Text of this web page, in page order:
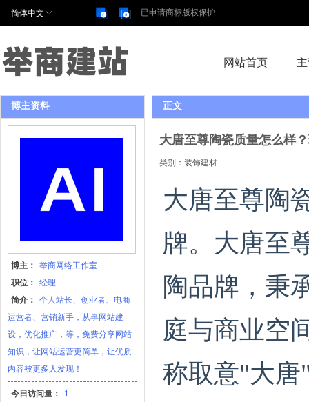
已申请商标版权保护
简体中文
举商建站 网站首页
博主资料
博主：
举商网络工作室
职位：
经理
简介：
个人站长、创业者、电商
运营者、营销新手，从事网站建
设，优化推广，等，免费分享网站
知识，让网站运营更简单，让优质
内容被更多人发现！
今日访问量：
1
正文
大唐至尊陶瓷质量怎么样
类别： 装饰建材
大唐至尊陶
牌。大唐至
陶品牌，秉
庭与商业空
称取意"大唐